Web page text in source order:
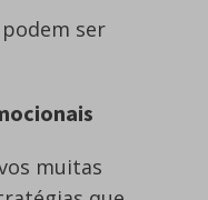
ser
muitas